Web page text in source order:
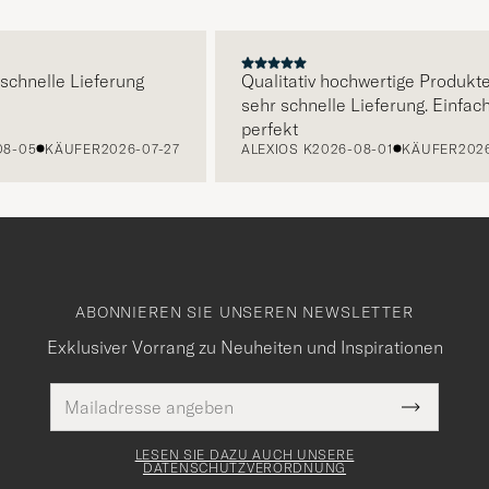
Lieferung
KÄUFER 2026-07-27
Qualitativ hochwertige Produkte und
sehr schnelle Lieferung. Einfach
perfekt
ALEXIOS K2026-08-01 KÄUFER 2026-07-
ABONNIEREN SIE UNSEREN NEWSLETTER
Exklusiver Vorrang zu Neuheiten und Inspirationen
Mail
Adresse
Pflichtfeld
Submit
Newsletter
LESEN SIE DAZU AUCH UNSERE
DATENSCHUTZVERORDNUNG